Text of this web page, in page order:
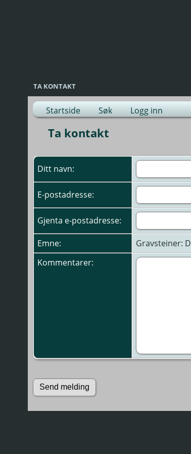
TA KONTAKT
Startside Søk Logg inn
Ta kontakt
Ditt navn:
E-postadresse:
Gjenta e-postadresse:
Emne:
Gravsteiner:
Kommentarer: